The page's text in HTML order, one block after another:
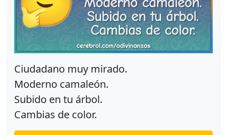
Ciudadano muy mirado.
Moderno camaleón.
Subido en tu árbol.
Cambias de color.